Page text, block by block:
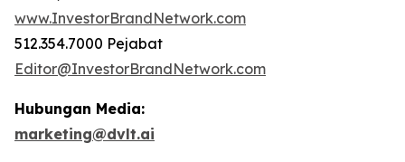
www.InvestorBrandNetwork.com
512.354.7000 Pejabat
Editor@InvestorBrandNetwork.com
Hubungan Media:
marketing@dvlt.ai